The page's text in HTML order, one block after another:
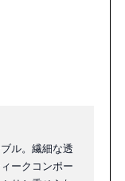
ル。繊細な透
ークコンポー